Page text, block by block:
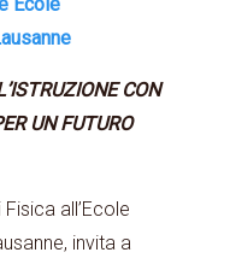
CON
UN FUTURO
all’Ecole
invita a